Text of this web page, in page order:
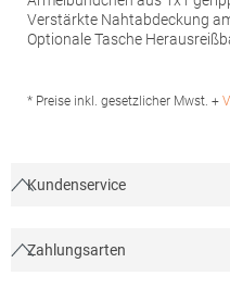
Verstärkte Nahtabdeckung am Kragen
Optionale Tasche Herausreißbares LabelPfegehinweis: 40 °C
g/
Grey: 85% Baumwolle / 15%
* Preise inkl. gesetzlicher Mwst. +
Kundenservice
Zahlungsarten